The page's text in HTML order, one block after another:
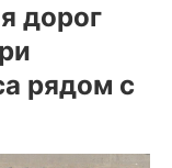
дорог
рядом с